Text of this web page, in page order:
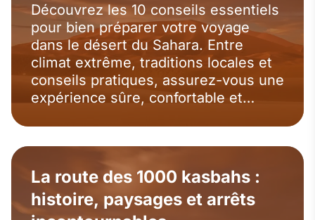
Découvrez les 10 conseils essentiels
pour bien préparer votre voyage
dans le désert du Sahara. Entre
climat extrême, traditions locales et
conseils pratiques, assurez-vous une
expérience sûre, confortable et
La route des 1000 kasbahs :
histoire, paysages et arrêts